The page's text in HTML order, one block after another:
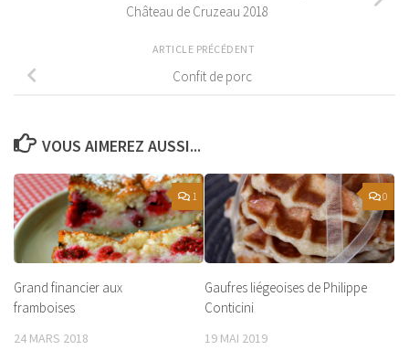
Château de Cruzeau 2018
ARTICLE PRÉCÉDENT
Confit de porc
VOUS AIMEREZ AUSSI...
1
Grand financier aux
framboises
24 MARS 2018
0
Gaufres liégeoises de Philippe
Conticini
19 MAI 2019